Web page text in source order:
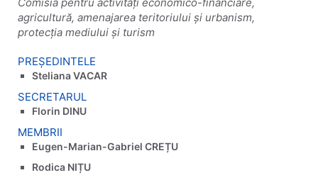
agricultură, amenajarea teritoriului și urbanism,
protecția mediului și turism
PREȘEDINTELE
Steliana VACAR
SECRETARUL
Florin DINU
MEMBRII
Eugen-Marian-Gabriel CREȚU
Rodica NIȚU